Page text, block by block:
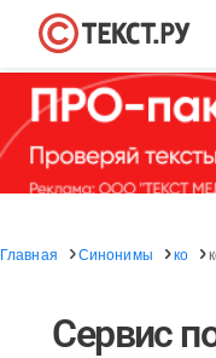
Главная Синонимы ко
Сервис